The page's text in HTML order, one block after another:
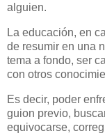
alguien.
La educación, en
de resumir en una
tema a fondo, ser
con otros
Es decir, poder
guion previo,
equivocarse,